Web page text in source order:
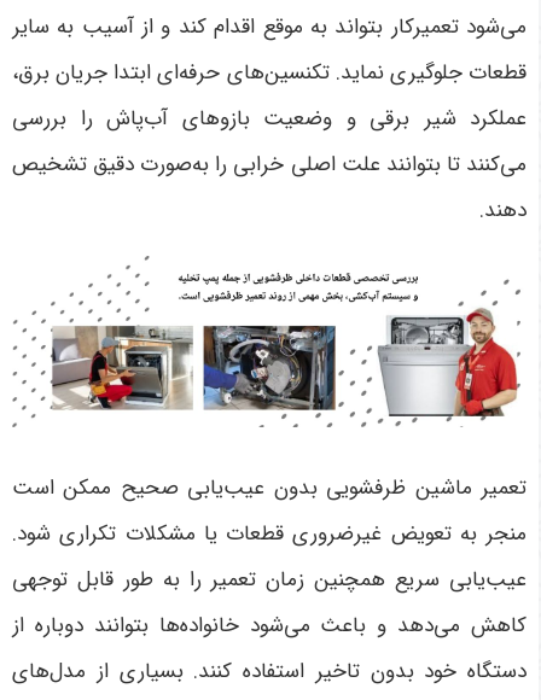
می‌شود تعمیرکار بتواند به موقع اقدام کند و از آسیب به سایر
قطعات جلوگیری نماید. تکنسین‌های حرفه‌ای ابتدا جریان برق،
عملکرد شیر برقی و وضعیت بازوهای آب‌پاش را بررسی
می‌کنند تا بتوانند علت اصلی خرابی را به‌صورت دقیق تشخیص
دهند.
تعمیر ماشین ظرفشویی بدون عیب‌یابی صحیح ممکن است
منجر به تعویض غیرضروری قطعات یا مشکلات تکراری شود.
عیب‌یابی سریع همچنین زمان تعمیر را به طور قابل توجهی
کاهش می‌دهد و باعث می‌شود خانواده‌ها بتوانند دوباره از
دستگاه خود بدون تاخیر استفاده کنند. بسیاری از مدل‌های